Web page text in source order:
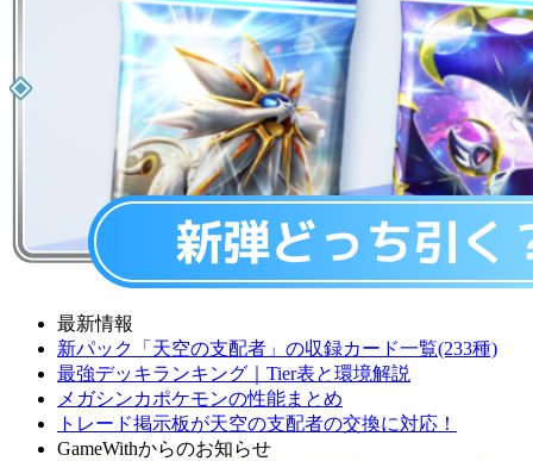
最新情報
新パック「天空の支配者」の収録カード一覧(233種)
最強デッキランキング｜Tier表と環境解説
メガシンカポケモンの性能まとめ
トレード掲示板が天空の支配者の交換に対応！
GameWithからのお知らせ